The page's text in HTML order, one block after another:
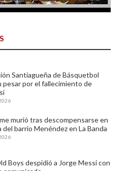
Santiagueña de Básquetbol
pesar por el fallecimiento de
murió tras descompensarse en
del barrio Menéndez en La Banda
Boys despidió a Jorge Messi con